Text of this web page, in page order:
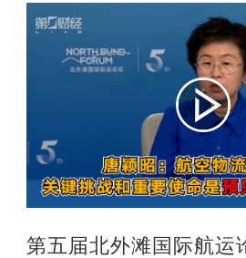
第五届北外滩国际航运